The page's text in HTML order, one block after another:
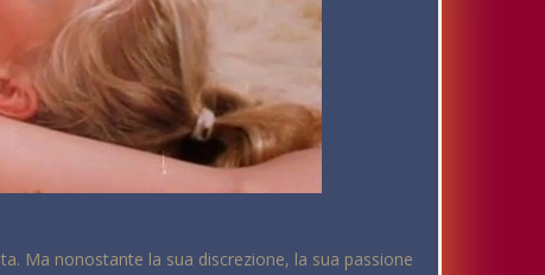
Ma nonostante la sua discrezione, la sua passione